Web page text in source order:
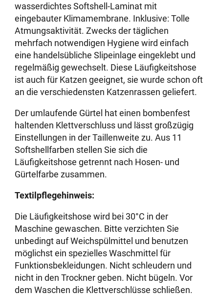
wasserdichtes Softshell-Laminat mit
eingebauter Klimamembrane. Inklusive: Tolle
Atmungsaktivität. Zwecks der täglichen
mehrfach notwendigen Hygiene wird einfach
eine handelsübliche Slipeinlage eingeklebt und
regelmäßig gewechselt. Diese Läufigkeitshose
ist auch für Katzen geeignet, sie wurde schon oft
an die verschiedensten Katzenrassen geliefert.
Der umlaufende Gürtel hat einen bombenfest
haltenden Klettverschluss und lässt großzügig
Einstellungen in der Taillenweite zu. Aus 11
Softshellfarben stellen Sie sich die
Läufigkeitshose getrennt nach Hosen- und
Gürtelfarbe zusammen.
Textilpflegehinweis:
Die Läufigkeitshose wird bei 30°C in der
Maschine gewaschen. Bitte verzichten Sie
unbedingt auf Weichspülmittel und benutzen
möglichst ein spezielles Waschmittel für
Funktionsbekleidungen. Nicht schleudern und
nicht in den Trockner geben. Nicht bügeln. Vor
dem Waschen die Klettverschlüsse schließen.